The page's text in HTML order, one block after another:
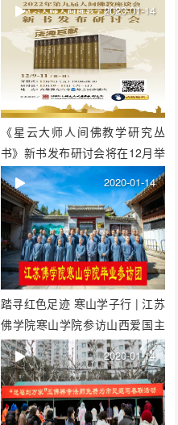
《星云大师人间佛教学研究丛
书》新书发布研讨会将在12月举
行
2020-01-14
踏寻红色足迹 寒山学子行 | 江苏
佛学院寒山学院参访山西爱国主
义教育基地
2020-01-14
2020-01-14